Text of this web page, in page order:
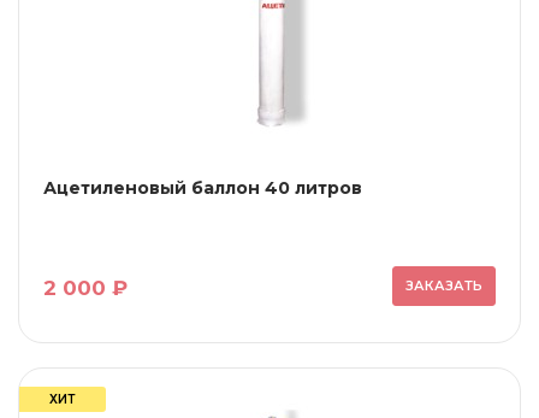
Ацетиленовый баллон 40 литров
2 000 ₽ ЗАКАЗАТЬ
ХИТ